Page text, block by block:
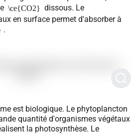
\ce{CO2} dissous. Le
en surface permet d'absorber à
.
est biologique. Le phytoplancton
quantité d'organismes végétaux
la photosynthèse. Le